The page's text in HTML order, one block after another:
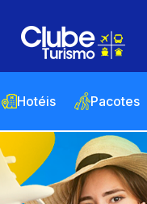
Hotéis Pacotes